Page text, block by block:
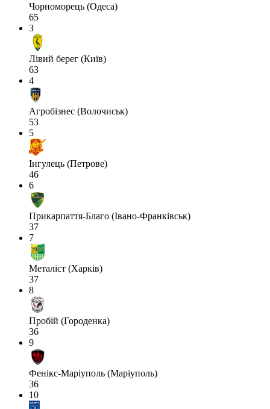
Чорноморець (Одеса)
65
3
Лівий берег (Київ)
63
4
Агробізнес (Волочиськ)
53
5
Інгулець (Петрове)
46
6
Прикарпаття-Благо (Івано-Франківськ)
37
7
Металіст (Харків)
37
8
Пробій (Городенка)
36
9
Фенікс-Маріуполь (Маріуполь)
36
10